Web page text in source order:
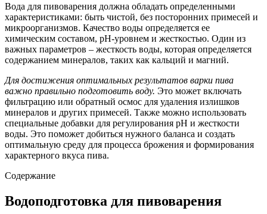
Вода для пивоварения должна обладать определенными
характеристиками: быть чистой, без посторонних примесей и
микроорганизмов. Качество воды определяется ее
химическим составом, pH-уровнем и жесткостью. Один из
важных параметров – жесткость воды, которая определяется
содержанием минералов, таких как кальций и магний.
Для достижения оптимальных результатов варки пива
важно правильно подготовить воду. Это может включать
фильтрацию или обратный осмос для удаления излишков
минералов и других примесей. Также можно использовать
специальные добавки для регулирования pH и жесткости
воды. Это поможет добиться нужного баланса и создать
оптимальную среду для процесса брожения и формирования
характерного вкуса пива.
Содержание
Водоподготовка для пивоварения